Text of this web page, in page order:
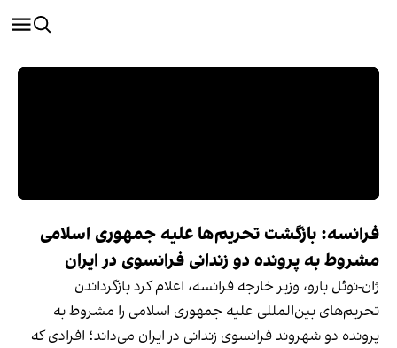
فرانسه: بازگشت تحریم‌ها علیه جمهوری اسلامی
مشروط به پرونده دو زندانی فرانسوی در ایران
ژان-نوئل بارو، وزیر خارجه فرانسه، اعلام کرد بازگرداندن
تحریم‌های بین‌المللی علیه جمهوری اسلامی را مشروط به
پرونده دو شهروند فرانسوی زندانی در ایران می‌داند؛ افرادی که